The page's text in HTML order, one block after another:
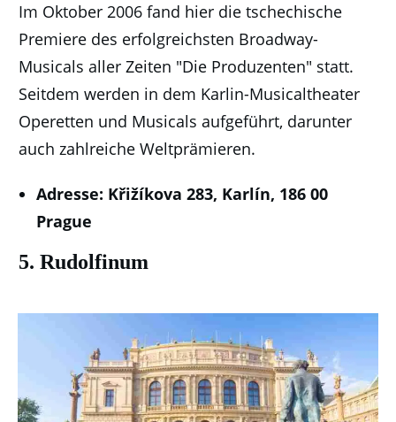
Im Oktober 2006 fand hier die tschechische
Premiere des erfolgreichsten Broadway-
Musicals aller Zeiten "Die Produzenten" statt.
Seitdem werden in dem Karlin-Musicaltheater
Operetten und Musicals aufgeführt, darunter
auch zahlreiche Weltprämieren.
Adresse: Křižíkova 283, Karlín, 186 00
Prague
5. Rudolfinum